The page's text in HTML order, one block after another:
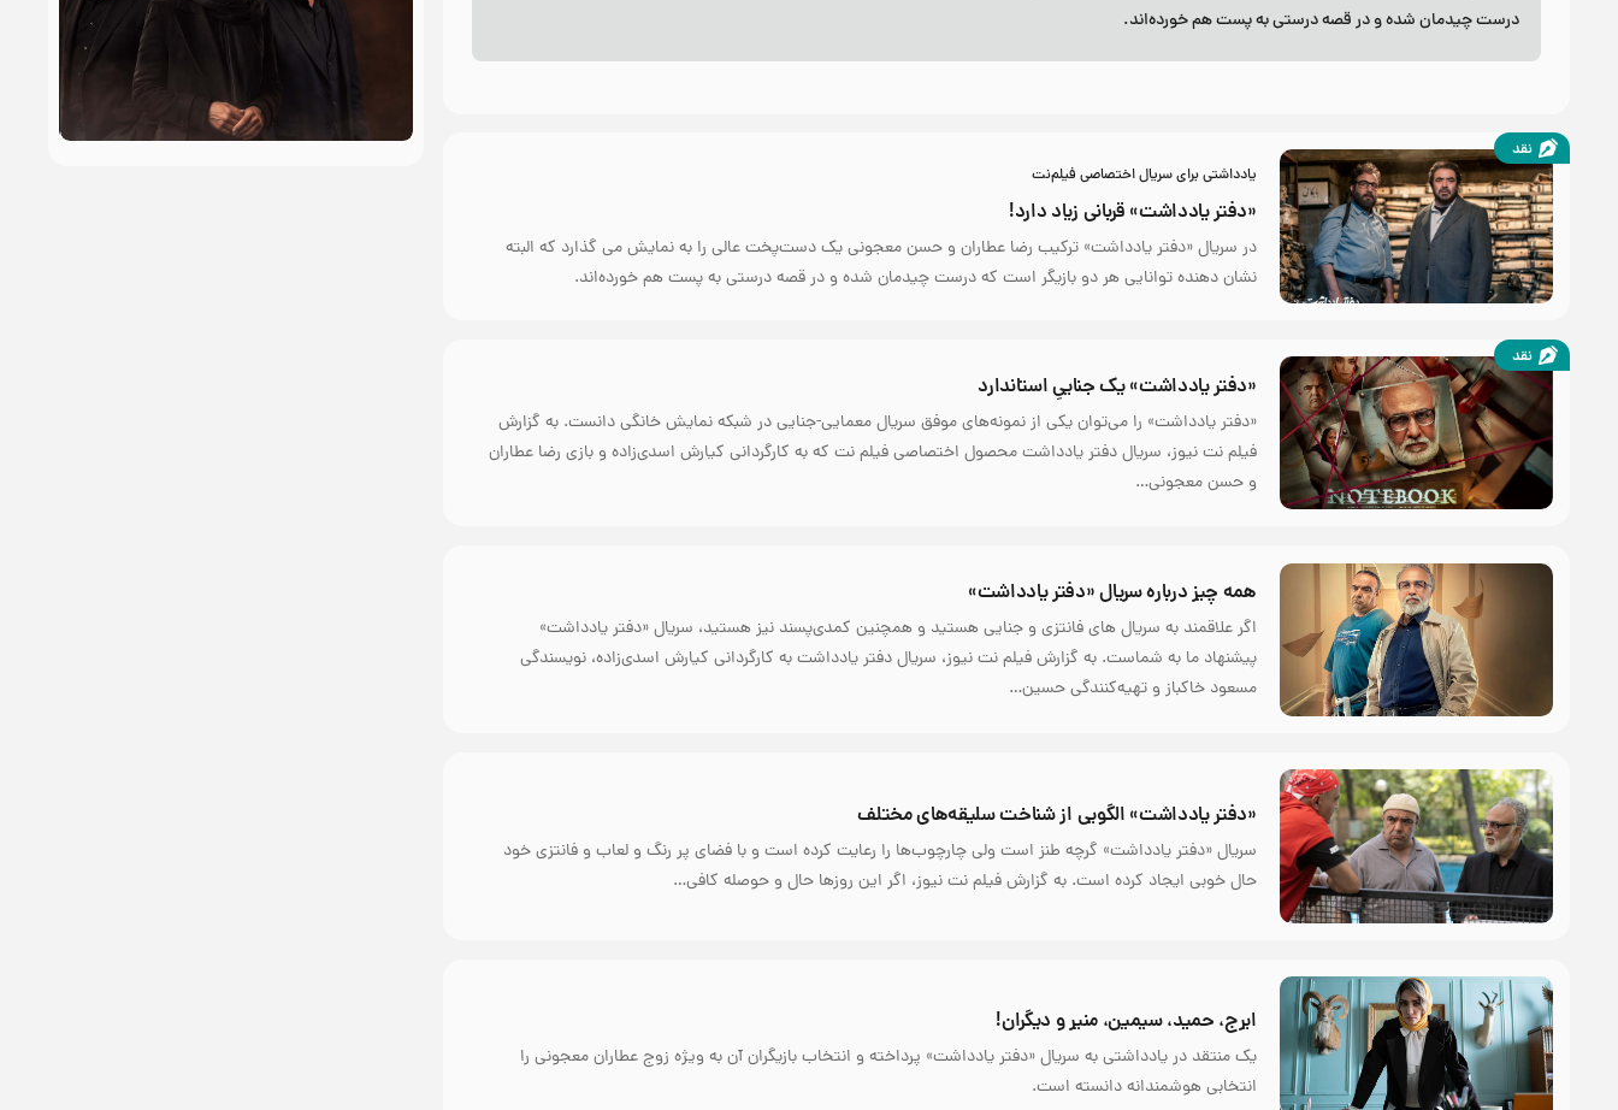
درست چیدمان شده و در قصه درستی به پست هم خورده‌اند.
نقد
یادداشتی برای سریال اختصاصی فیلم‌نت
«دفتر یادداشت» قربانی زیاد دارد!
در سریال «دفتر یادداشت» ترکیب رضا عطاران و حسن معجونی یک دست‌پخت عالی را به نمایش می گذارد که البته
نشان دهنده توانایی هر دو بازیگر است که درست چیدمان شده و در قصه درستی به پست هم خورده‌اند.
نقد
«دفتر یادداشت» یک جناییِ استاندارد
«دفتر یادداشت» را می‌توان یکی از نمونه‌های موفق سریال معمایی-جنایی در شبکه نمایش خانگی دانست. به گزارش
فیلم نت نیوز، سریال دفتر یادداشت محصول اختصاصی فیلم نت که به کارگردانی کیارش اسدی‌زاده و بازی رضا عطاران
و حسن معجونی…
همه چیز درباره سریال «دفتر یادداشت»
اگر علاقمند به سریال های فانتزی و جنایی هستید و همچنین کمدی‌پسند نیز هستید، سریال «دفتر یادداشت»
پیشنهاد ما به شماست. به گزارش فیلم نت نیوز، سریال دفتر یادداشت به کارگردانی کیارش اسدی‌زاده، نویسندگی
مسعود خاکباز و تهیه‌کنندگی حسین…
«دفتر یادداشت» الگویی از شناخت سلیقه‌های مختلف
سریال «دفتر یادداشت» گرچه طنز است ولی چارچوب‌ها را رعایت کرده است و با فضای پر رنگ و لعاب و فانتزی خود
حال خوبی ایجاد کرده است. به گزارش فیلم نت نیوز، اگر این روزها حال و حوصله کافی…
ایرج، حمید، سیمین، منیر و دیگران!
یک منتقد در یادداشتی به سریال «دفتر یادداشت» پرداخته و انتخاب بازیگران آن به ویژه زوج عطاران معجونی را
انتخابی هوشمندانه دانسته است.